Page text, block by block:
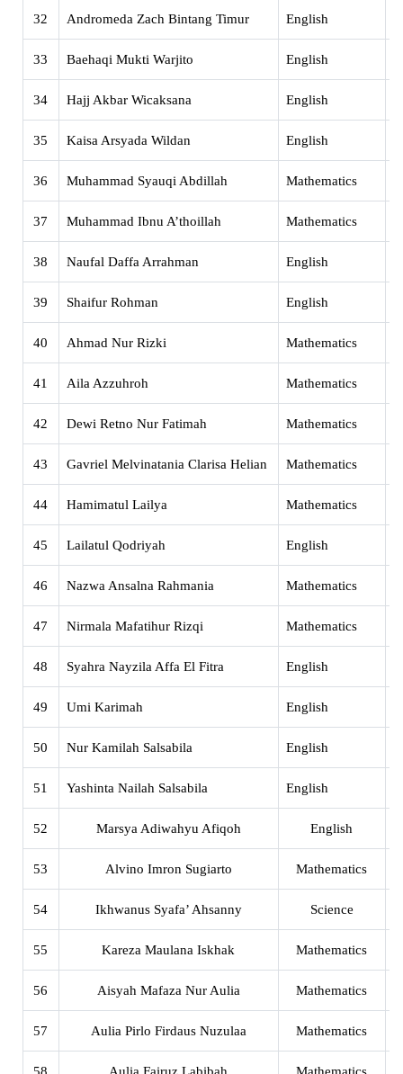
32 Andromeda Zach Bintang Timur English
33 Baehaqi Mukti Warjito English
34 Hajj Akbar Wicaksana English
35 Kaisa Arsyada Wildan English
36 Muhammad Syauqi Abdillah Mathematics
37 Muhammad Ibnu A’thoillah Mathematics
38 Naufal Daffa Arrahman English
39 Shaifur Rohman English
40 Ahmad Nur Rizki Mathematics
41 Aila Azzuhroh Mathematics
42 Dewi Retno Nur Fatimah Mathematics
43 Gavriel Melvinatania Clarisa Helian Mathematics
44 Hamimatul Lailya Mathematics
45 Lailatul Qodriyah English
46 Nazwa Ansalna Rahmania Mathematics
47 Nirmala Mafatihur Rizqi Mathematics
48 Syahra Nayzila Affa El Fitra English
49 Umi Karimah English
50 Nur Kamilah Salsabila English
51 Yashinta Nailah Salsabila English
52 Marsya Adiwahyu Afiqoh English
53 Alvino Imron Sugiarto Mathematics
54 Ikhwanus Syafa’ Ahsanny Science
55 Kareza Maulana Iskhak Mathematics
56 Aisyah Mafaza Nur Aulia Mathematics
57 Aulia Pirlo Firdaus Nuzulaa Mathematics